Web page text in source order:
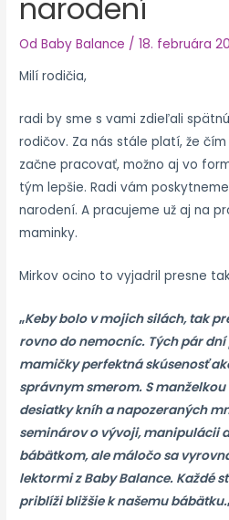
narodení
Od Baby Balance /18. februára
Milí rodičia,
radi by sme s vami zdieľali
rodičov. Za nás stále platí, že
začne pracovať, možno aj vo
tým lepšie. Radi vám
narodení. A pracujeme už aj na
maminky.
Mirkov ocino to vyjadril presne
„Keby bolo v mojich silách, tak
rovno do nemocníc. Tých pár
mamičky perfektná skúsenosť
správnym smerom. S
desiatky kníh a napozeraných
seminárov o vývoji, manipulácii
bábätkom, ale máločo sa
lektormi z Baby Balance. Každé
priblíži bližšie k našemu bábätku.